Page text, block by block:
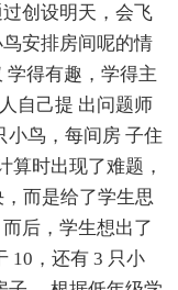
创设明天，会飞
安排房间呢的情
学得有趣，学得主
自己提 出问题师
小鸟，每间房 子住
算时出现了难题，
而是给了学生思
后，学生想出了
10，还有 3 只小